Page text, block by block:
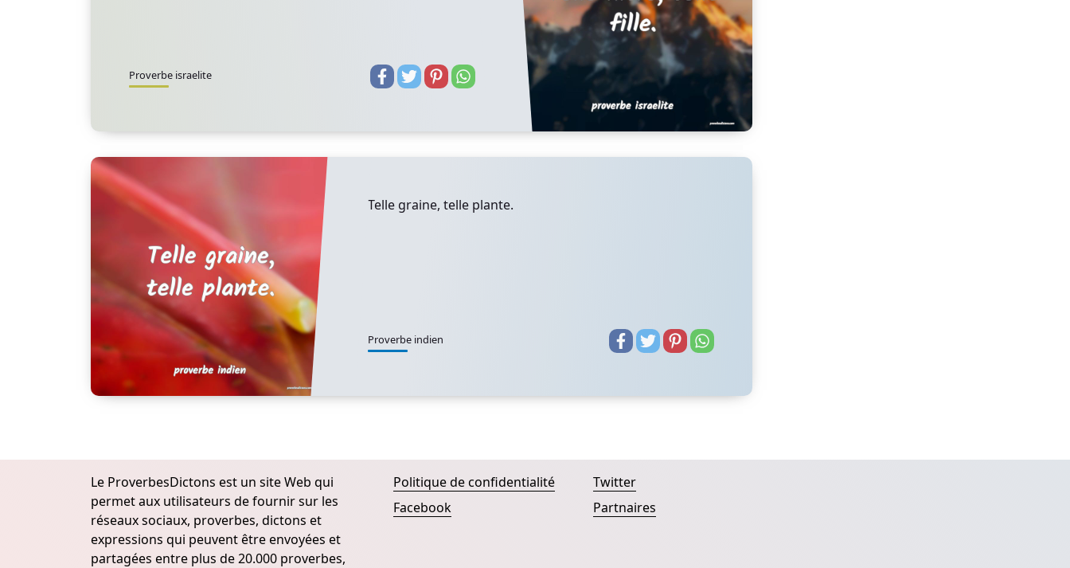
Proverbe israelite
Telle graine, telle plante.
Proverbe indien
Le ProverbesDictons est un site Web qui
permet aux utilisateurs de fournir sur les
réseaux sociaux, proverbes, dictons et
expressions qui peuvent être envoyées et
partagées entre plus de 20.000 proverbes,
Politique de confidentialité
Facebook
Twitter
Partnaires